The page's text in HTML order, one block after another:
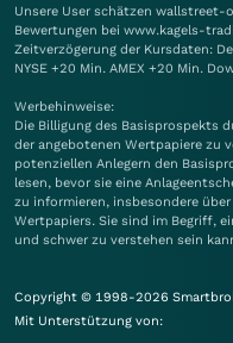
Unsere User schätzen
Bewertungen bei www.kagels-
Zeitverzögerung der Kursdaten:
NYSE +20 Min. AMEX +20 Min.
Werbehinweise:
Die Billigung des Basisprospekts
der angebotenen Wertpapiere zu
potenziellen Anlegern den
lesen, bevor sie eine
zu informieren, insbesondere
Wertpapiers. Sie sind im Begriff,
und schwer zu verstehen sein
Copyright © 1998-2026
Mit Unterstützung von: